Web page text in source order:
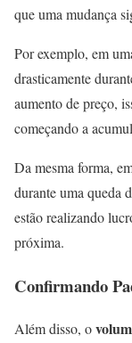
que uma mudança
Por exemplo, em
drasticamente
aumento de preço,
começando a
Da mesma forma,
durante uma queda
estão realizando
próxima.
Confirmando
Além disso, o